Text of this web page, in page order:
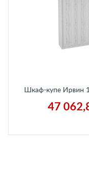
Шкаф-купе Ирвин
47